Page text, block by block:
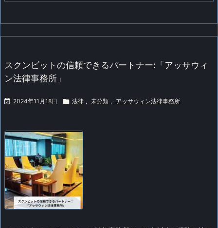
スクンビットの信頼できるパートナー:「アッサウィ
ン法律事務所」
 2024年11月18日  法律 , 未分類 , アッサウィン法律事務所